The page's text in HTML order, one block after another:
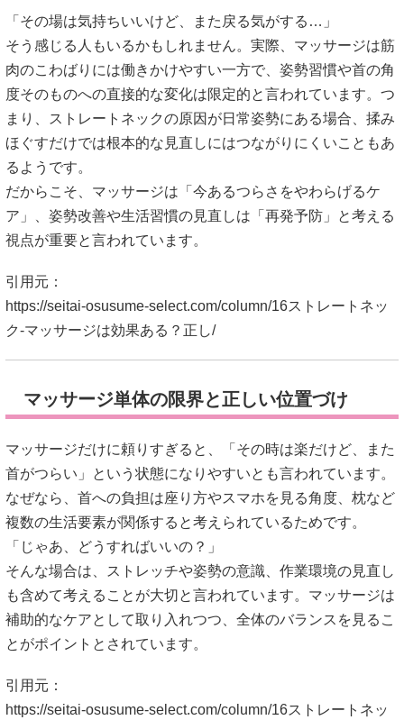
「その場は気持ちいいけど、また戻る気がする…」
そう感じる人もいるかもしれません。実際、マッサージは筋
肉のこわばりには働きかけやすい一方で、姿勢習慣や首の角
度そのものへの直接的な変化は限定的と言われています。つ
まり、ストレートネックの原因が日常姿勢にある場合、揉み
ほぐすだけでは根本的な見直しにはつながりにくいこともあ
るようです。
だからこそ、マッサージは「今あるつらさをやわらげるケ
ア」、姿勢改善や生活習慣の見直しは「再発予防」と考える
視点が重要と言われています。
引用元：
https://seitai-osusume-select.com/column/16ストレートネッ
ク-マッサージは効果ある？正し/
マッサージ単体の限界と正しい位置づけ
マッサージだけに頼りすぎると、「その時は楽だけど、また
首がつらい」という状態になりやすいとも言われています。
なぜなら、首への負担は座り方やスマホを見る角度、枕など
複数の生活要素が関係すると考えられているためです。
「じゃあ、どうすればいいの？」
そんな場合は、ストレッチや姿勢の意識、作業環境の見直し
も含めて考えることが大切と言われています。マッサージは
補助的なケアとして取り入れつつ、全体のバランスを見るこ
とがポイントとされています。
引用元：
https://seitai-osusume-select.com/column/16ストレートネッ